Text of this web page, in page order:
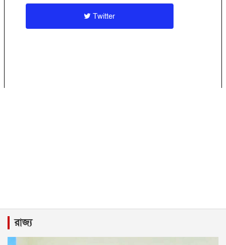
Twitter
রাজ্য